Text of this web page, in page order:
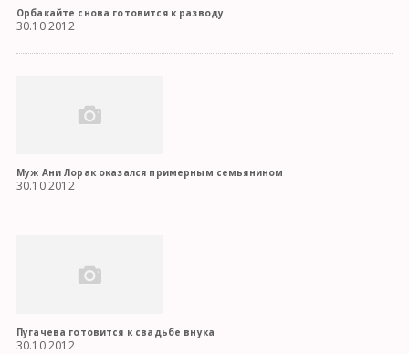
Орбакайте снова готовится к разводу
30.10.2012
Муж Ани Лорак оказался примерным семьянином
30.10.2012
Пугачева готовится к свадьбе внука
30.10.2012